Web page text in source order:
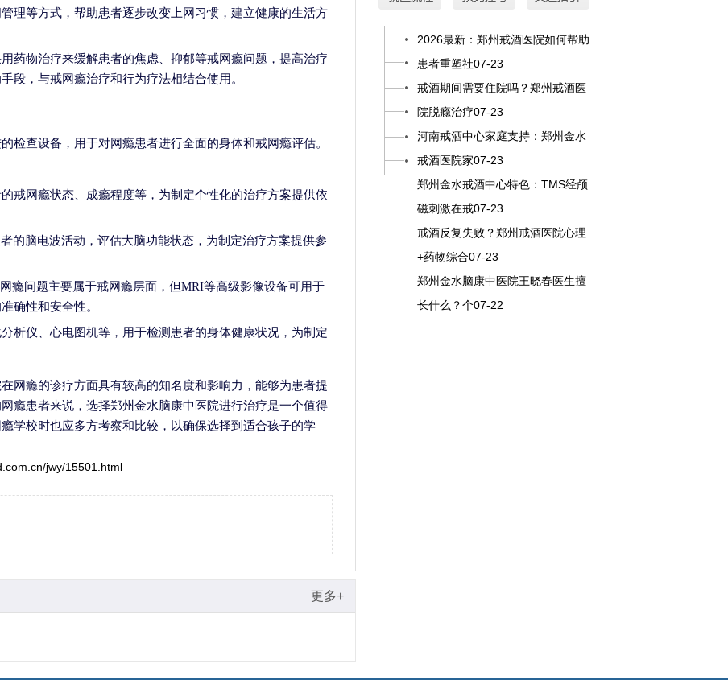
理等方式，帮助患者逐步改变上网习惯，建立健康的生活方
用药物治疗来缓解患者的焦虑、抑郁等戒网瘾问题，提高治疗
段，与戒网瘾治疗和行为疗法相结合使用。
检查设备，用于对网瘾患者进行全面的身体和戒网瘾评估。
戒网瘾状态、成瘾程度等，为制定个性化的治疗方案提供依
者的脑电波活动，评估大脑功能状态，为制定治疗方案提供参
网瘾问题主要属于戒网瘾层面，但MRI等高级影像设备可用于
确性和安全性。
分析仪、心电图机等，用于检测患者的身体健康状况，为制定
网瘾的诊疗方面具有较高的知名度和影响力，能够为患者提
瘾患者来说，选择郑州金水脑康中医院进行治疗是一个值得
学校时也应多方考察和比较，以确保选择到适合孩子的学
jwy/15501.html
更多+
2026最新：郑州戒酒医院如何帮助
患者重塑社07-23
戒酒期间需要住院吗？郑州戒酒医
院脱瘾治疗07-23
河南戒酒中心家庭支持：郑州金水
戒酒医院家07-23
郑州金水戒酒中心特色：TMS经颅
磁刺激在戒07-23
戒酒反复失败？郑州戒酒医院心理
+药物综合07-23
郑州金水脑康中医院王晓春医生擅
长什么？个07-22